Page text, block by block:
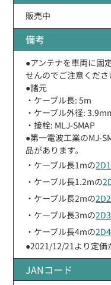
販売中
備考
●アンテナを車両に固
せんのでご注意くださ
●諸元
・ケーブル長: 5m
・ケーブル外径:
・接栓: MLJ-SMAP
●第一電波工業のMJ-
品があります。
・ケーブル長1mの
・ケーブル長1.2mの
・ケーブル長2mの
・ケーブル長3mの
・ケーブル長4mの
●2021/12/21より定価
JANコード